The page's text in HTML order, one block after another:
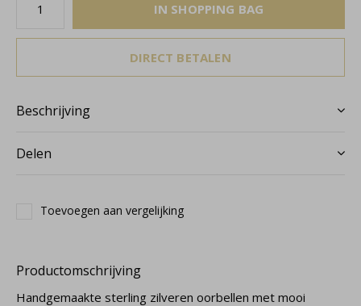
IN SHOPPING BAG
DIRECT BETALEN
Beschrijving
Delen
Toevoegen aan vergelijking
Productomschrijving
Handgemaakte sterling zilveren oorbellen met mooi